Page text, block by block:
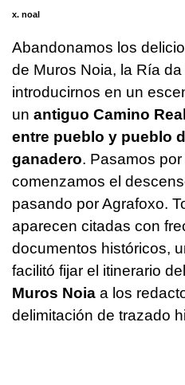
x. noal
Abandonamos los
de Muros Noia, la Ría
introducirnos en un
un antiguo Camino
entre pueblo y pueblo
ganadero. Pasamos
comenzamos el
pasando por Agrafoxo.
aparecen citadas con
documentos históricos,
facilitó fijar el itinerario del
Muros Noia a los
delimitación de trazado